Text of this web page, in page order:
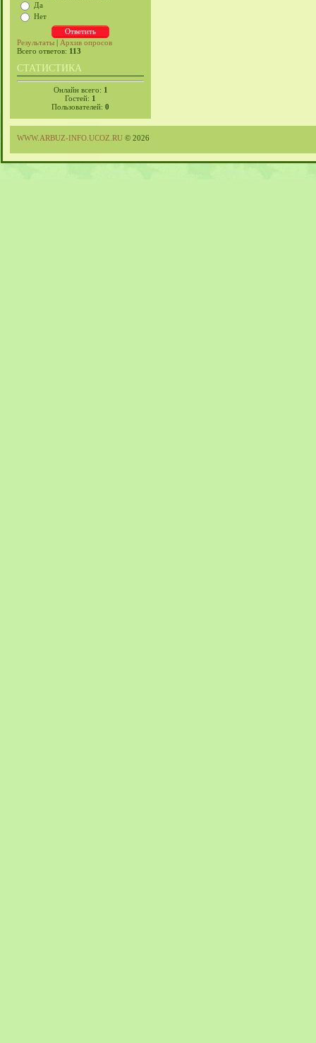
Да
Нет
Результаты | Архив опросов
Всего ответов: 113
СТАТИСТИКА
Онлайн всего: 1
Гостей: 1
Пользователей: 0
WWW.ARBUZ-INFO.UCOZ.RU © 2026